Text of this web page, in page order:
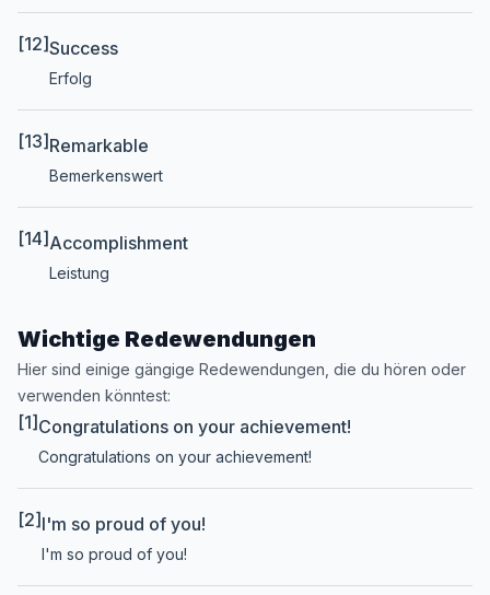
[12]Success
Erfolg
[13] Remarkable
Bemerkenswert
[14] Accomplishment
Leistung
Wichtige Redewendungen
Hier sind einige gängige Redewendungen, die du hören oder
verwenden könntest:
[1] Congratulations on your achievement!
Congratulations on your achievement!
[2] I'm so proud of you!
I'm so proud of you!